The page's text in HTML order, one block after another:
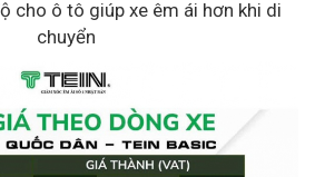
cho ô tô giúp xe êm ái hơn khi di
chuyển